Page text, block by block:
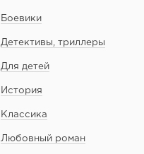
Боевики
Детективы, триллеры
Для детей
История
Классика
Любовный роман